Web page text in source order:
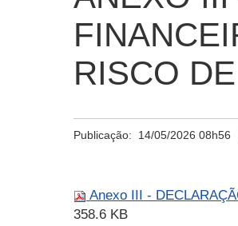
RISCO
Publicação: 14/05/2026 08h56
Anexo III -
358.6 KB